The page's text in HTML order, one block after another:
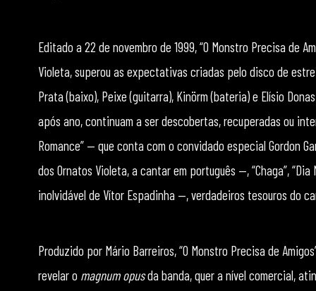
Editado a 22 de novembro de 1999, “O Monstro Precisa de
Violeta, superou as expectativas criadas pelo disco de
Prata (baixo), Peixe (guitarra), Kinörm (bateria) e Elísio
após ano, continuam a ser descobertas, recuperadas ou
Romance” — que conta com o convidado especial Gordon
dos Ornatos Violeta, a cantar em português —, “Chaga”,
inolvidável de Vítor Espadinha —, verdadeiros tesouros do
Produzido por Mário Barreiros, “O Monstro Precisa de
revelar o magnum opusda banda, quer a nível comercial,